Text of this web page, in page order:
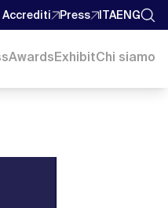
Accrediti Press ITAENG
AwardsExhibitChi siamo